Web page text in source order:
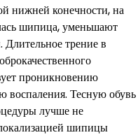
нижней конечности, на
шипица, уменьшают
Длительное трение в
проникновению
воспаления. Тесную обувь
лучше не
шипицы